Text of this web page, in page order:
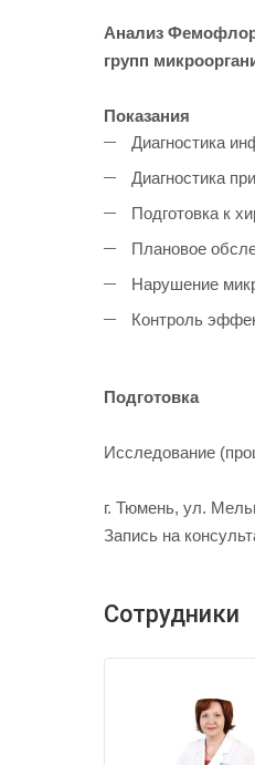
Анализ
групп
Показания
Диагностика
Диагностика
Подготовка к
Плановое
Нарушение
Контроль
Подготовка
Исследование
г. Тюмень, ул.
Запись на
Сотрудники